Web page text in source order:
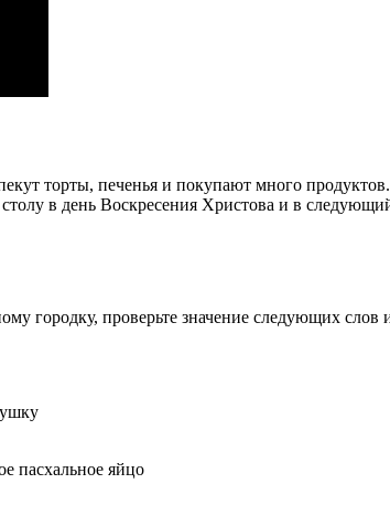
торты, печенья и покупают много
в день Воскресения Христова и в
городку, проверьте значение следующих
пасхальное яйцо